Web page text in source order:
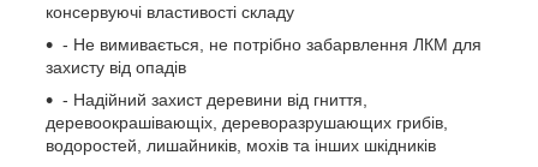
консервуючі властивості складу
- Не вимивається, не потрібно забарвлення ЛКМ для
захисту від опадів
- Надійний захист деревини від гниття,
деревоокрашівающіх, дереворазрушающих грибів,
водоростей, лишайників, мохів та інших шкідників